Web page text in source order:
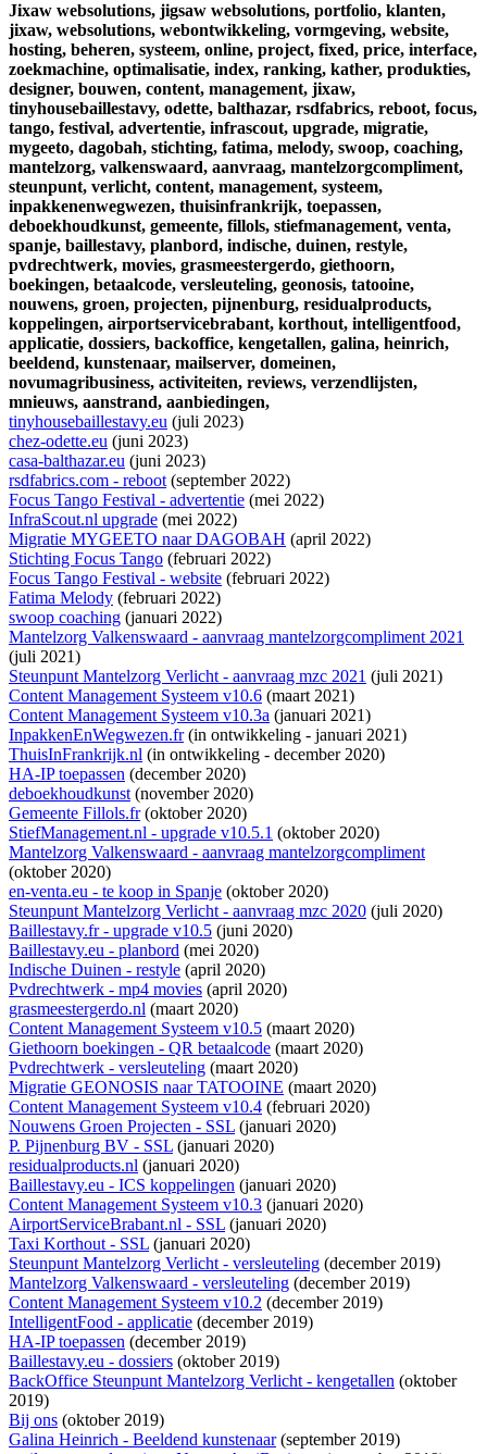
Jixaw websolutions, jigsaw websolutions, portfolio, klanten,
jixaw, websolutions, webontwikkeling, vormgeving, website,
hosting, beheren, systeem, online, project, fixed, price, interface,
zoekmachine, optimalisatie, index, ranking, kather, produkties,
designer, bouwen, content, management, jixaw,
tinyhousebaillestavy, odette, balthazar, rsdfabrics, reboot, focus,
tango, festival, advertentie, infrascout, upgrade, migratie,
mygeeto, dagobah, stichting, fatima, melody, swoop, coaching,
mantelzorg, valkenswaard, aanvraag, mantelzorgcompliment,
steunpunt, verlicht, content, management, systeem,
inpakkenenwegwezen, thuisinfrankrijk, toepassen,
deboekhoudkunst, gemeente, fillols, stiefmanagement, venta,
spanje, baillestavy, planbord, indische, duinen, restyle,
pvdrechtwerk, movies, grasmeestergerdo, giethoorn,
boekingen, betaalcode, versleuteling, geonosis, tatooine,
nouwens, groen, projecten, pijnenburg, residualproducts,
koppelingen, airportservicebrabant, korthout, intelligentfood,
applicatie, dossiers, backoffice, kengetallen, galina, heinrich,
beeldend, kunstenaar, mailserver, domeinen,
novumagribusiness, activiteiten, reviews, verzendlijsten,
mnieuws, aanstrand, aanbiedingen,
tinyhousebaillestavy.eu (juli 2023)
chez-odette.eu (juni 2023)
casa-balthazar.eu (juni 2023)
rsdfabrics.com - reboot(september 2022)
Focus Tango Festival - advertentie (mei 2022)
InfraScout.nl upgrade (mei 2022)
Migratie MYGEETO naar DAGOBAH (april 2022)
Stichting Focus Tango (februari 2022)
Focus Tango Festival - website (februari 2022)
Fatima Melody (februari 2022)
swoop coaching (januari 2022)
Mantelzorg Valkenswaard - aanvraag mantelzorgcompliment 2021
(juli 2021)
Steunpunt Mantelzorg Verlicht - aanvraag mzc 2021 (juli 2021)
Content Management Systeem v10.6 (maart 2021)
Content Management Systeem v10.3a (januari 2021)
InpakkenEnWegwezen.fr(in ontwikkeling - januari 2021)
ThuisInFrankrijk.nl (in ontwikkeling - december 2020)
HA-IP toepassen (december 2020)
deboekhoudkunst(november 2020)
Gemeente Fillols.fr(oktober 2020)
StiefManagement.nl - upgrade v10.5.1 (oktober 2020)
Mantelzorg Valkenswaard - aanvraag mantelzorgcompliment
(oktober 2020)
en-venta.eu - te koop in Spanje (oktober 2020)
Steunpunt Mantelzorg Verlicht - aanvraag mzc 2020 (juli 2020)
Baillestavy.fr - upgrade v10.5 (juni 2020)
Baillestavy.eu - planbord (mei 2020)
Indische Duinen - restyle (april 2020)
Pvdrechtwerk - mp4 movies (april 2020)
grasmeestergerdo.nl (maart 2020)
Content Management Systeem v10.5 (maart 2020)
Giethoorn boekingen - QR betaalcode (maart 2020)
Pvdrechtwerk - versleuteling (maart 2020)
Migratie GEONOSIS naar TATOOINE (maart 2020)
Content Management Systeem v10.4 (februari 2020)
Nouwens Groen Projecten - SSL (januari 2020)
P. Pijnenburg BV - SSL (januari 2020)
residualproducts.nl (januari 2020)
Baillestavy.eu - ICS koppelingen (januari 2020)
Content Management Systeem v10.3 (januari 2020)
AirportServiceBrabant.nl - SSL (januari 2020)
Taxi Korthout - SSL (januari 2020)
Steunpunt Mantelzorg Verlicht - versleuteling (december 2019)
Mantelzorg Valkenswaard - versleuteling (december 2019)
Content Management Systeem v10.2 (december 2019)
IntelligentFood - applicatie (december 2019)
HA-IP toepassen (december 2019)
Baillestavy.eu - dossiers (oktober 2019)
BackOffice Steunpunt Mantelzorg Verlicht - kengetallen (oktober
2019)
Bij ons (oktober 2019)
Galina Heinrich - Beeldend kunstenaar(september 2019)